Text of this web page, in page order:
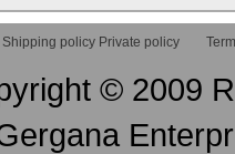
Shipping policy Private policy
© 2009